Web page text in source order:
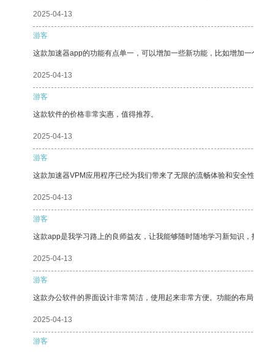
2025-04-13
游客
这款加速器app的功能有点单一，可以增加一些新功能，比如增加一
2025-04-13
游客
这款软件的价格非常实惠，值得推荐。
2025-04-13
游客
这款加速器VPM应用程序已经为我们带来了无限的流畅体验和安全性
2025-04-13
游客
这款app是我学习路上的良师益友，让我能够随时随地学习新知识，
2025-04-13
游客
这款办公软件的界面设计非常简洁，使用起来非常方便。功能的布局
2025-04-13
游客